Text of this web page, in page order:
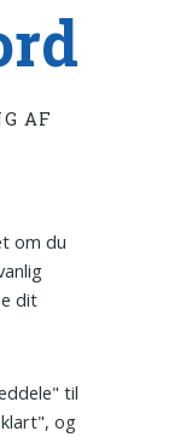
AF
om du
dit
til
og